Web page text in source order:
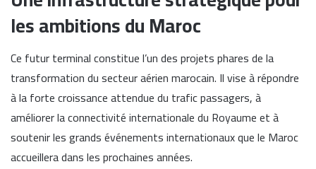
les ambitions du Maroc
Ce futur terminal constitue l’un des projets phares de la
transformation du secteur aérien marocain. Il vise à répondre
à la forte croissance attendue du trafic passagers, à
améliorer la connectivité internationale du Royaume et à
soutenir les grands événements internationaux que le Maroc
accueillera dans les prochaines années.